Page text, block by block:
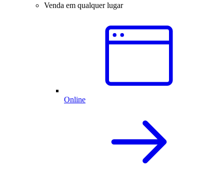
Venda em qualquer lugar
Online